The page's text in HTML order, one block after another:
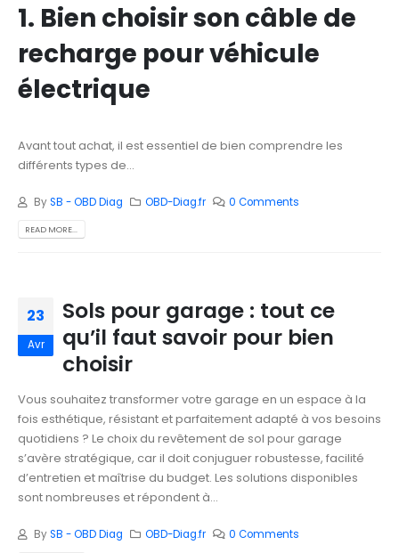
1. Bien choisir son câble de
recharge pour véhicule
électrique
Avant tout achat, il est essentiel de bien comprendre les
différents types de...
BySB - OBD Diag OBD-Diag.fr 0 Comments
READ MORE...
23
Avr
Sols pour garage : tout ce
qu’il faut savoir pour bien
choisir
Vous souhaitez transformer votre garage en un espace à la
fois esthétique, résistant et parfaitement adapté à vos besoins
quotidiens ? Le choix du revêtement de sol pour garage
s’avère stratégique, car il doit conjuguer robustesse, facilité
d’entretien et maîtrise du budget. Les solutions disponibles
sont nombreuses et répondent à...
BySB - OBD Diag OBD-Diag.fr 0 Comments